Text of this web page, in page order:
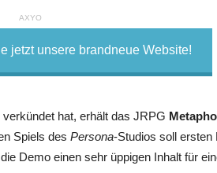
AXYO
jetzt unsere brandneue Website!
hat, erhält das JRPG
Spiels des Persona-Studios soll ersten
Demo einen sehr üppigen Inhalt für